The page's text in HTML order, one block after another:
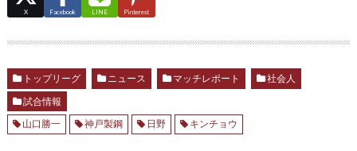
X Facebook LINE Pinterest
トップリーグ ニュース マッチレポート
社会人
試合情報
山口勝一
神戸製鋼 日野 キンチョウ